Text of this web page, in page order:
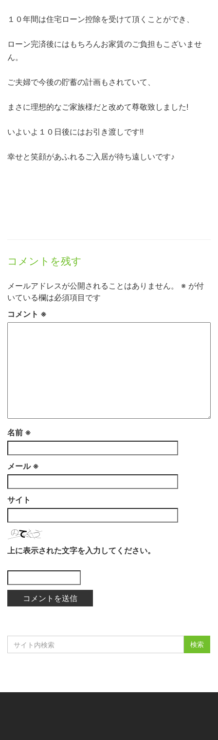
１０年間は住宅ローン控除を受けて頂くことができ、
ローン完済後にはもちろんお家賃のご負担もこざいませ
ん。
ご夫婦で今後の貯蓄の計画もされていて、
まさに理想的なご家族様だと改めて尊敬致しました!
いよいよ１０日後にはお引き渡しです!!
幸せと笑顔があふれるご入居が待ち遠しいです♪
コメントを残す
メールアドレスが公開されることはありません。 ※ が付
いている欄は必須項目です
コメント ※
名前 ※
メール ※
サイト
上に表示された文字を入力してください。